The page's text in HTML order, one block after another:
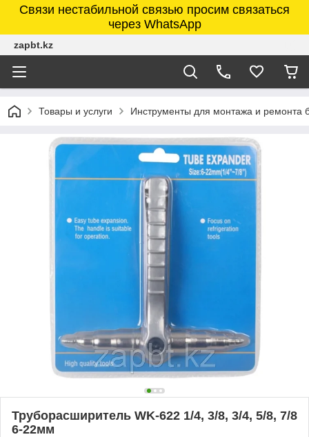
Связи нестабильной связью просим связаться
через WhatsApp
zapbt.kz
Товары и услуги Инструменты для монтажа и ремонта
Труборасширитель WK-622 1/4, 3/8, 3/4, 5/8, 7/8
6-22мм